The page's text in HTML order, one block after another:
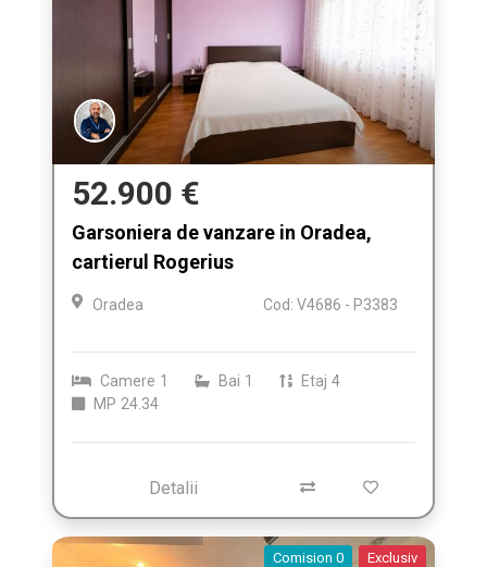
52.900 €
Garsoniera de vanzare in Oradea,
cartierul Rogerius
Oradea Cod: V4686 - P3383
Camere 1 Bai 1 Etaj 4
MP 24.34
Detalii
Comision 0 Exclusiv